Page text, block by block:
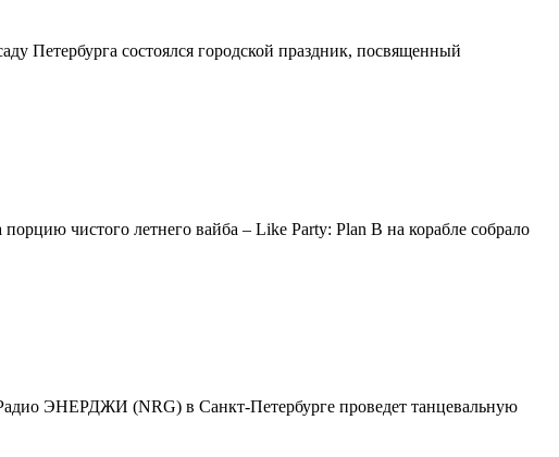
Петербурга состоялся городской праздник, посвященный
чистого летнего вайба – Like Party: Plan B на корабле собрало
ЭНЕРДЖИ (NRG) в Санкт-Петербурге проведет танцевальную